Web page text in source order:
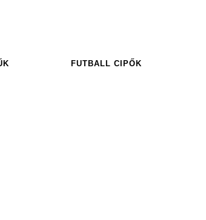
FUTBALL CIPŐK